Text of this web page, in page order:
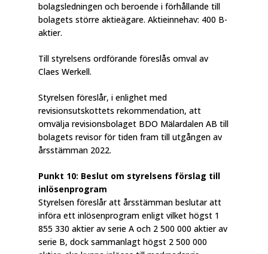
bolagsledningen och beroende i förhållande till
bolagets större aktieägare. Aktieinnehav: 400 B-
aktier.
Till styrelsens ordförande föreslås omval av
Claes Werkell.
Styrelsen föreslår, i enlighet med
revisionsutskottets rekommendation, att
omvälja revisionsbolaget BDO Mälardalen AB till
bolagets revisor för tiden fram till utgången av
årsstämman 2022.
Punkt 10: Beslut om styrelsens förslag till
inlösenprogram
Styrelsen föreslår att årsstämman beslutar att
införa ett inlösenprogram enligt vilket högst 1
855 330 aktier av serie A och 2 500 000 aktier av
serie B, dock sammanlagt högst 2 500 000